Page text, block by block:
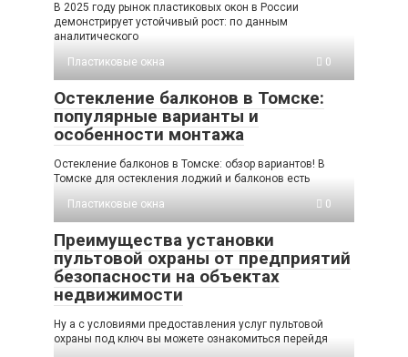
В 2025 году рынок пластиковых окон в России
демонстрирует устойчивый рост: по данным
аналитического
Пластиковые окна
0
Остекление балконов в Томске:
популярные варианты и
особенности монтажа
Остекление балконов в Томске: обзор вариантов! В
Томске для остекления лоджий и балконов есть
Пластиковые окна
0
Преимущества установки
пультовой охраны от предприятий
безопасности на объектах
недвижимости
Ну а с условиями предоставления услуг пультовой
охраны под ключ вы можете ознакомиться перейдя